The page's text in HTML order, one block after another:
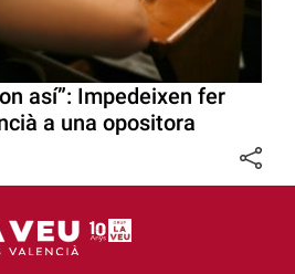
así”: Impedeixen fer
a una opositora